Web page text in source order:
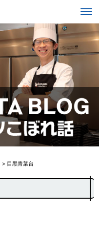
> 目黒青葉台